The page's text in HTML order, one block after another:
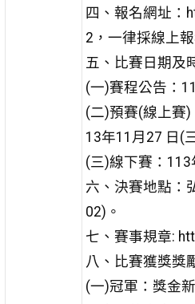
四、報名網址：
2，一律採線上報
五、比賽日期及
(一)賽程公告：
(二)預賽(線上賽
13年11月27 日(
(三)線下賽：113
六、決賽地點：
02)。
七、賽事規章:
八、比賽獲獎獎
(一)冠軍：獎金